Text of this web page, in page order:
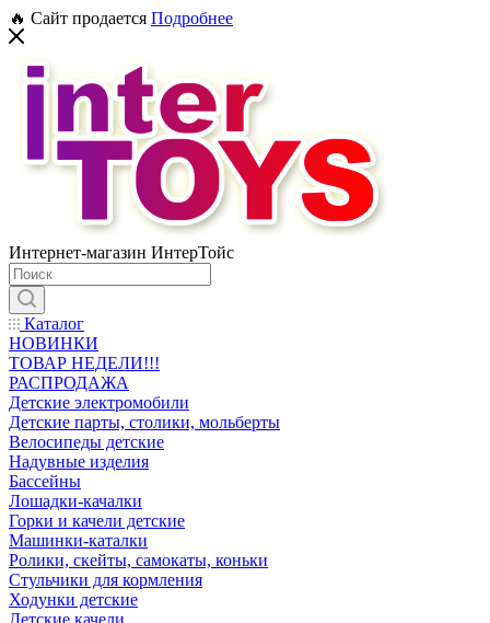
🔥 Сайт продается Подробнее
Интернет-магазин ИнтерТойс
Каталог
НОВИНКИ
ТОВАР НЕДЕЛИ!!!
РАСПРОДАЖА
Детские электромобили
Детские парты, столики, мольберты
Велосипеды детские
Надувные изделия
Бассейны
Лошадки-качалки
Горки и качели детские
Машинки-каталки
Ролики, скейты, самокаты, коньки
Стульчики для кормления
Ходунки детские
Детские качели